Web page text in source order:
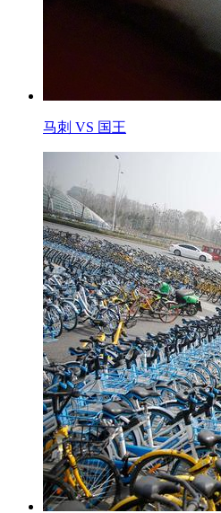
马刺 VS 国王